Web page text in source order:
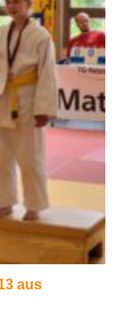
aus